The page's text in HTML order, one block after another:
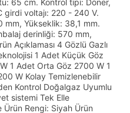
65 cm. Kontrol tipi: Döner,
girdi voltajı: 220 - 240 V.
mm, Yükseklik: 38,1 mm.
derinliği: 570 mm,
Açıklaması 4 Gözlü Gazlı
1 Adet Küçük Göz
1 Adet Orta Göz 2700 W 1
W Kolay Temizlenebilir
Kontrol Doğalgaz Uyumlu
sistemi Tek Elle
Rengi: Siyah Ürün